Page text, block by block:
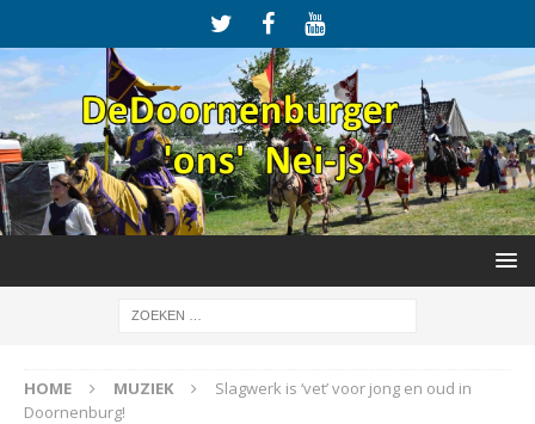
HOME MUZIEK
Slagwerk is ‘vet’ voor jong en oud in
Doornenburg!